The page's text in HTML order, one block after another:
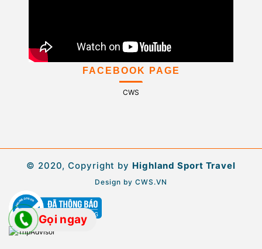
FACEBOOK PAGE
CWS
© 2020, Copyright by Highland Sport Travel
Design byCWS.VN
Gọi ngay